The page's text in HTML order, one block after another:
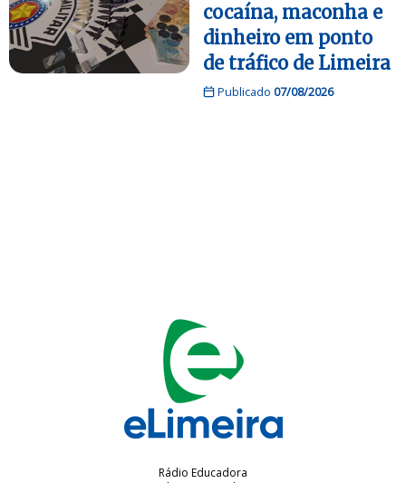
cocaína, maconha e
dinheiro em ponto
de tráfico de Limeira
Publicado 07/08/2026
Rádio Educadora